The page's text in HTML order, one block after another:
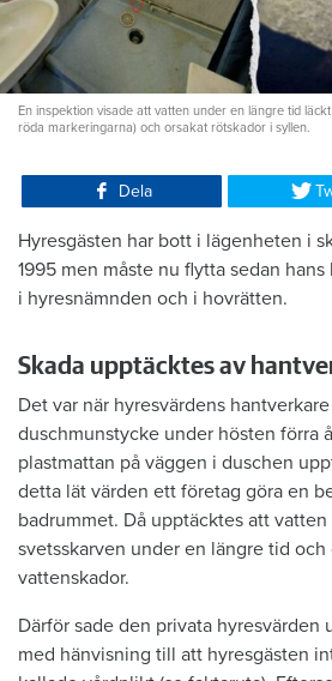
En inspektion visade att vatten under en längre tid
röda markeringarna) och orsakat rötskador i syllen.
Dela
Hyresgästen har bott i lägenheten i
1995 men måste nu flytta sedan
i hyresnämnden och i hovrätten.
Skada upptäcktes av
Det var när hyresvärdens
duschmunstycke under hösten förra
plastmattan på väggen i duschen
detta lät värden ett företag göra en
badrummet. Då upptäcktes att
svetsskarven under en längre tid
vattenskador.
Därför sade den privata hyresvärden
med hänvisning till att hyresgästen